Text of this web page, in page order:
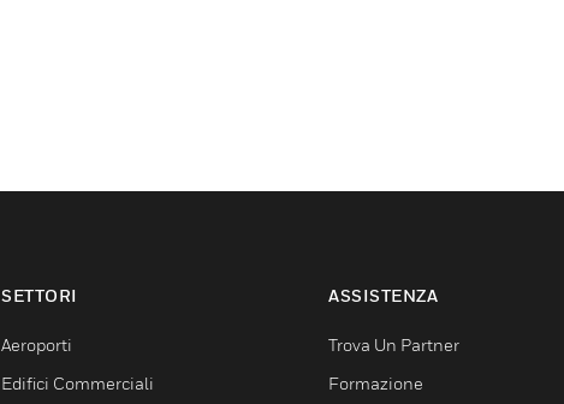
SETTORI
Aeroporti
Edifici Commerciali
ASSISTENZA
Trova Un Partner
Formazione